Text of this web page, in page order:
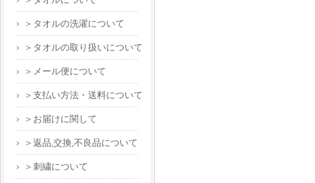
＞タオルの洗濯について
＞タオルの取り扱いについて
＞メール便について
＞支払い方法・送料について
＞お届けに関して
＞返品,交換,不良品について
＞刺繍について